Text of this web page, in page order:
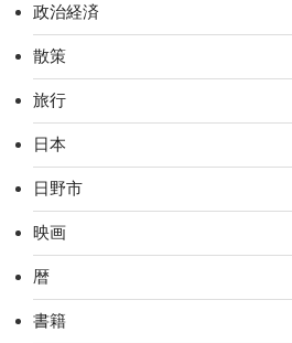
政治経済
散策
旅行
日本
日野市
映画
暦
書籍